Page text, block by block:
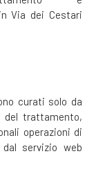
Via dei Cestari
curati solo da
del trattamento,
operazioni di
servizio web